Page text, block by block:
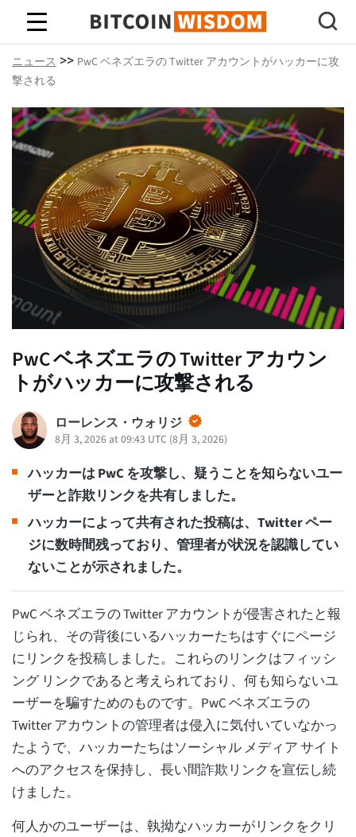
ビットコインの知恵
ニュース >> PwC ベネズエラの Twitter アカウントがハッカーに攻
撃される
PwC ベネズエラの Twitter アカウン
トがハッカーに攻撃される
ローレンス・ウォリジ
8月 3, 2026 at 09:43 UTC (8月 3, 2026)
ハッカーは PwC を攻撃し、疑うことを知らないユー
ザーと詐欺リンクを共有しました。
ハッカーによって共有された投稿は、Twitter ペー
ジに数時間残っており、管理者が状況を認識してい
ないことが示されました。
PwC ベネズエラの Twitter アカウントが侵害されたと報
じられ、その背後にいるハッカーたちはすぐにページ
にリンクを投稿しました。これらのリンクはフィッシ
ング リンクであると考えられており、何も知らないユ
ーザーを騙すためのものです。PwC ベネズエラの
Twitter アカウントの管理者は侵入に気付いていなかっ
たようで、ハッカーたちはソーシャル メディア サイト
へのアクセスを保持し、長い間詐欺リンクを宣伝し続
けました。
何人かのユーザーは、執拗なハッカーがリンクをクリ